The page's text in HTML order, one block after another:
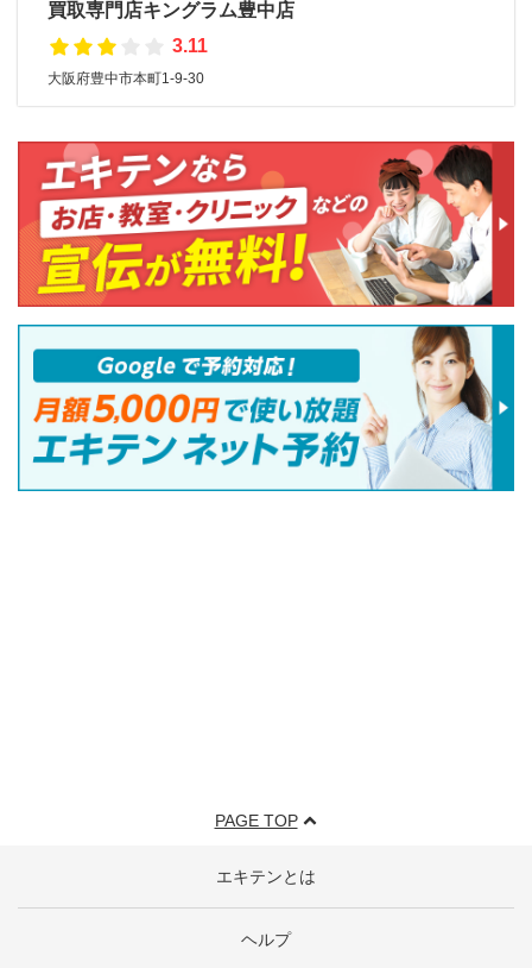
買取専門店キングラム豊中店
3.11
大阪府豊中市本町1-9-30
PAGE TOP
エキテンとは
ヘルプ